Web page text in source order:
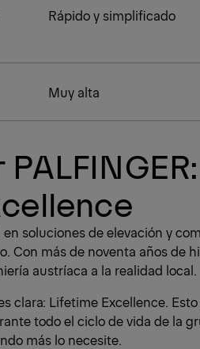
Rápido y simplificado
Muy alta
en soluciones de elevación y
Con más de noventa años de
austríaca a la realidad local.
clara: Lifetime Excellence.
todo el ciclo de vida de la
más lo necesite.